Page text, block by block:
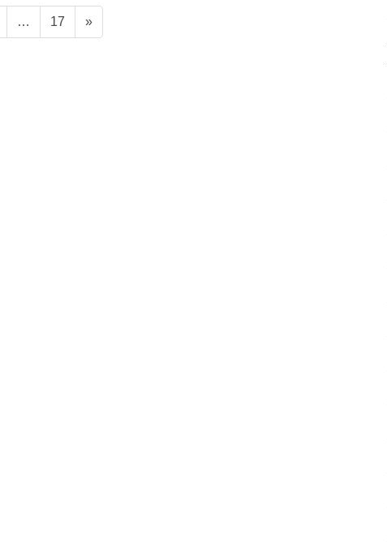
…
固
定
17 »